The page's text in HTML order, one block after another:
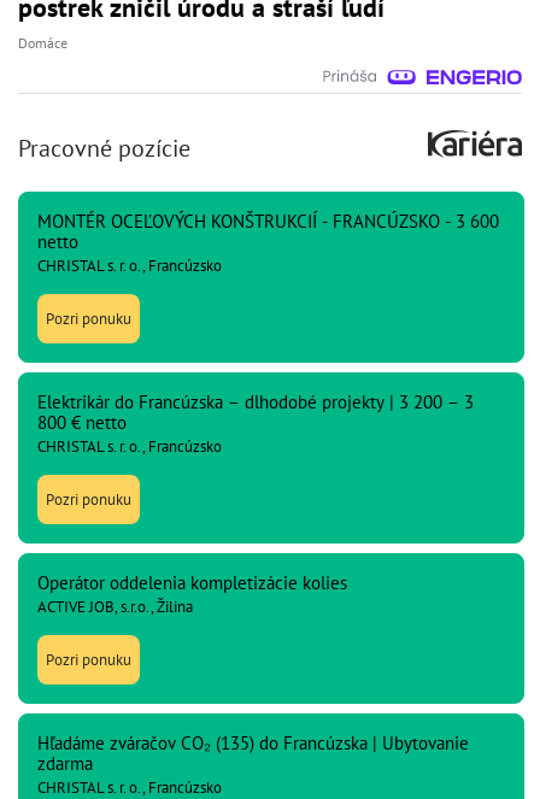
Domáce
Pracovné pozície
MONTÉR OCEĽOVÝCH KONŠTRUKCIÍ - FRANCÚZSKO - 3 600
netto
CHRISTAL s. r. o., Francúzsko
Pozri ponuku
Elektrikár do Francúzska – dlhodobé projekty | 3 200 – 3
800 € netto
CHRISTAL s. r. o., Francúzsko
Pozri ponuku
Operátor oddelenia kompletizácie kolies
ACTIVE JOB, s.r.o., Žilina
Pozri ponuku
Hľadáme zváračov CO₂ (135) do Francúzska | Ubytovanie
zdarma
CHRISTAL s. r. o., Francúzsko